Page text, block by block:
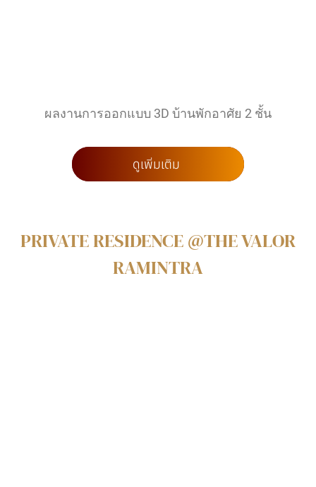
ผลงานการออกแบบ 3D บ้านพักอาศัย 2 ชั้น
ดูเพิ่มเติม
PRIVATE RESIDENCE @THE VALOR
RAMINTRA